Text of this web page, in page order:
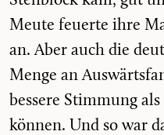
Meute feuerte ihre
an. Aber auch die
Menge an
bessere Stimmung
können. Und so war